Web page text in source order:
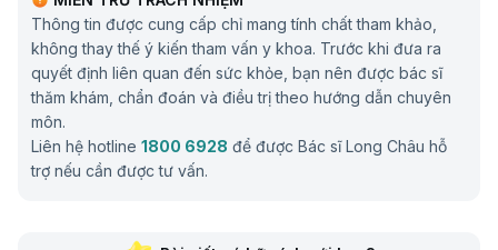
Thông tin được cung cấp chỉ mang tính chất tham khảo,
không thay thế ý kiến tham vấn y khoa. Trước khi đưa ra
quyết định liên quan đến sức khỏe, bạn nên được bác sĩ
thăm khám, chẩn đoán và điều trị theo hướng dẫn chuyên
môn.
Liên hệ hotline 1800 6928 để được Bác sĩ Long Châu hỗ
trợ nếu cần được tư vấn.